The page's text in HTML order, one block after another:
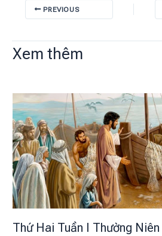
PREVIOUS
Xem thêm
Thứ Hai Tuần I Thường Niên